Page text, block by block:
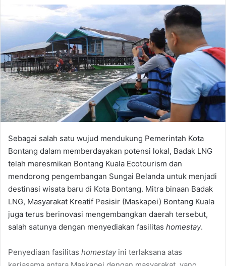
Sebagai salah satu wujud mendukung Pemerintah Kota
Bontang dalam memberdayakan potensi lokal, Badak LNG
telah meresmikan Bontang Kuala Ecotourism dan
mendorong pengembangan Sungai Belanda untuk menjadi
destinasi wisata baru di Kota Bontang. Mitra binaan Badak
LNG, Masyarakat Kreatif Pesisir (Maskapei) Bontang Kuala
juga terus berinovasi mengembangkan daerah tersebut,
salah satunya dengan menyediakan fasilitas homestay.
Penyediaan fasilitas homestay ini terlaksana atas